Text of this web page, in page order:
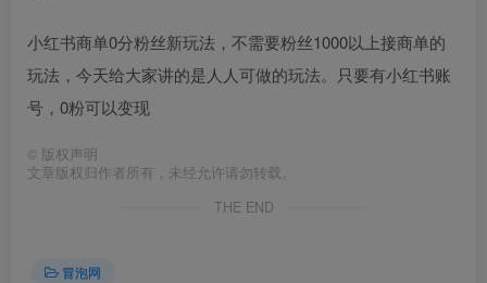
小红书商单0分粉丝新玩法，不需要粉丝1000以上接商单的
玩法，今天给大家讲的是人人可做的玩法。只要有小红书账
号，0粉可以变现
© 版权声明
文章版权归作者所有，未经允许请勿转载。
THE END
冒泡网